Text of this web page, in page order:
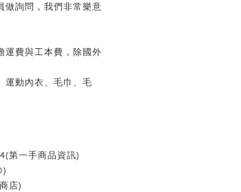
做詢問，我們非常樂意
運費與工本費，除國外
運動內衣、毛巾、毛
第一手商品資訊)
店)